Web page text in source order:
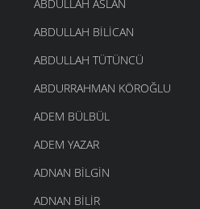
ABDULLAH ASLAN
ABDULLAH BILICAN
ABDULLAH TÜTÜNCÜ
ABDURRAHMAN KÖROĞLU
ADEM BÜLBÜL
ADEM YAZAR
ADNAN BILGIN
ADNAN BILIR